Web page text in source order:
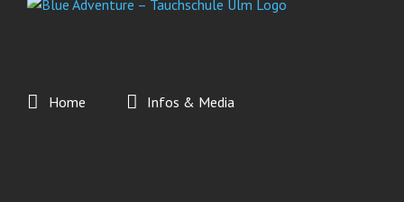
Home Infos & Media